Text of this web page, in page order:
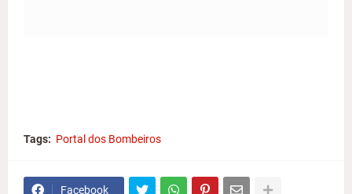
Tags: Portal dos Bombeiros
Facebook